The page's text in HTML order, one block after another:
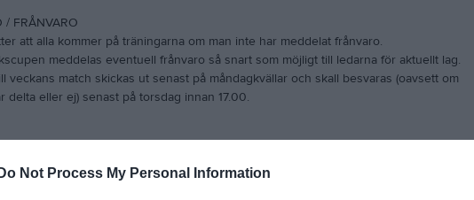
Do Not Process My Personal Information
/ FRÅNVARO
att alla kommer på träningarna om man inte har meddelat frånvaro.
meddelas eventuell frånvaro så snart som möjligt till ledarna för aktuellt lag.
veckans match skickas ut senast på måndagkvällar och skall besvaras (oavsett om
delta eller ej) senast på torsdag innan 17.00.
uppdelad i två delar och hanteras av föreningen.